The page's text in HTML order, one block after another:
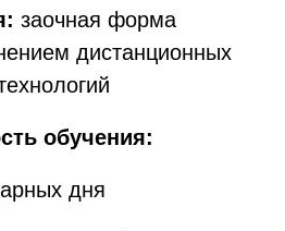
заочная форма
дистанционных
обучения:
дня